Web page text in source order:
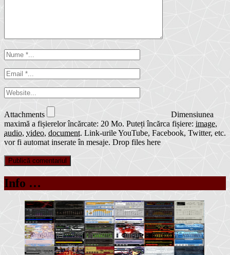
Attachments
Dimensiunea
maximă a fișierelor încărcate: 20 Mo. Puteți încărca fișiere: image,
audio, video, document. Link-urile YouTube, Facebook, Twitter, etc.
vor fi automat inserate în mesaje. Drop files here
Info …